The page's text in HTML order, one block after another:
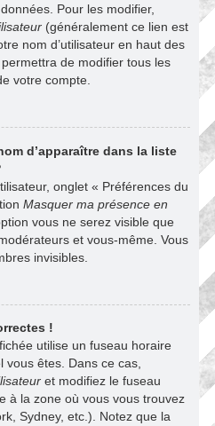
Pour les modifier,
(généralement ce lien est
nom d’utilisateur en haut des
de modifier tous les
votre compte.
d’apparaître dans la liste
onglet « Préférences du
Masquer ma présence en
vous ne serez visible que
et vous-même. Vous
invisibles.
!
utilise un fuseau horaire
vous êtes. Dans ce cas,
et modifiez le fuseau
à la zone où vous vous trouvez
Sydney, etc.). Notez que la